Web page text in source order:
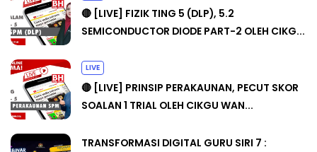
🔴 [LIVE] FIZIK TING 5 (DLP), 5.2
SEMICONDUCTOR DIODE PART-2 OLEH CIKG...
LIVE
🔴 [LIVE] PRINSIP PERAKAUNAN, PECUT SKOR
SOALAN 1 TRIAL OLEH CIKGU WAN...
TRANSFORMASI DIGITAL GURU SIRI 7 :